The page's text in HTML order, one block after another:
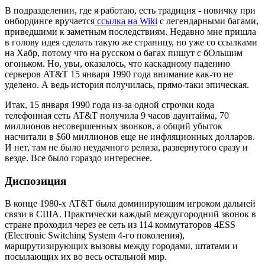
В подразделении, где я работаю, есть традиция - новичку при
онбординге вручается ссылка на Wiki с легендарными багами,
приведшими к заметным последствиям. Недавно мне пришла
в голову идея сделать такую же страницу, но уже со ссылками
на Хабр, потому что на русском о багах пишут с бОльшим
огоньком. Но, увы, оказалось, что каскадному падению
серверов AT&T 15 января 1990 года внимание как-то не
уделено. А ведь история получилась, прямо-таки эпическая.
Итак, 15 января 1990 года из-за одной строчки кода
телефонная сеть AT&T получила 9 часов даунтайма, 70
миллионов несовершенных звонков, а общий убыток
насчитали в $60 миллионов еще не инфляционных долларов.
И нет, там не было неудачного релиза, развернутого сразу и
везде. Все было гораздо интереснее.
Диспозиция
В конце 1980-х AT&T была доминирующим игроком дальней
связи в США. Практически каждый междугородний звонок в
стране проходил через ее сеть из 114 коммутаторов 4ESS
(Electronic Switching System 4-го поколения),
маршрутизирующих вызовы между городами, штатами и
посылающих их во весь остальной мир.